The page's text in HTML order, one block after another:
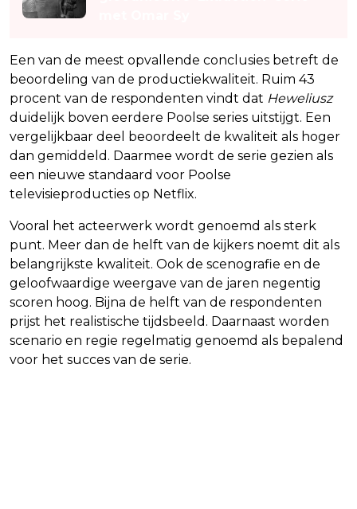
Een van de meest opvallende conclusies betreft de
beoordeling van de productiekwaliteit. Ruim 43
procent van de respondenten vindt dat Heweliusz
duidelijk boven eerdere Poolse series uitstijgt. Een
vergelijkbaar deel beoordeelt de kwaliteit als hoger
dan gemiddeld. Daarmee wordt de serie gezien als
een nieuwe standaard voor Poolse
televisieproducties op Netflix.
Vooral het acteerwerk wordt genoemd als sterk
punt. Meer dan de helft van de kijkers noemt dit als
belangrijkste kwaliteit. Ook de scenografie en de
geloofwaardige weergave van de jaren negentig
scoren hoog. Bijna de helft van de respondenten
prijst het realistische tijdsbeeld. Daarnaast worden
scenario en regie regelmatig genoemd als bepalend
voor het succes van de serie.